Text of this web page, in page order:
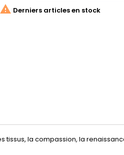
 Derniers articles en stock
tissus, la compassion, la